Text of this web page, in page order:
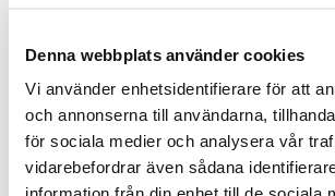
Denna webbplats använder cookies
Vi använder enhetsidentifierare för att
och annonserna till användarna,
för sociala medier och analysera vår
vidarebefordrar även sådana
krom underrede
Mått: Bredd 53 cm, Djup 45 cm,
Sitthöjd 48 cm
Skick: 4/5
2 års garanti